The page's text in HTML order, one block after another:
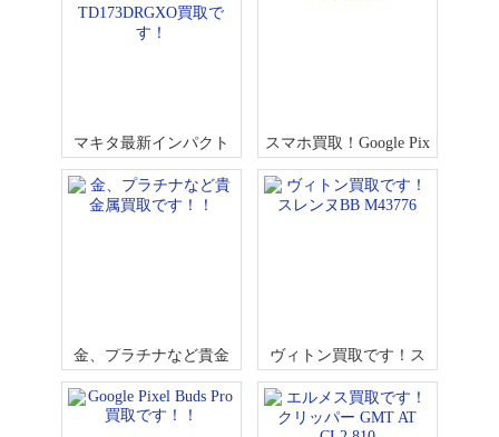
マキタ最新インパクト
ドライバTD173DRGXO
買取です！
スマホ買取！Google Pix
el 6a 5G
金、プラチナなど貴金
属買取です！！
ヴィトン買取です！ス
レンヌBB M43776